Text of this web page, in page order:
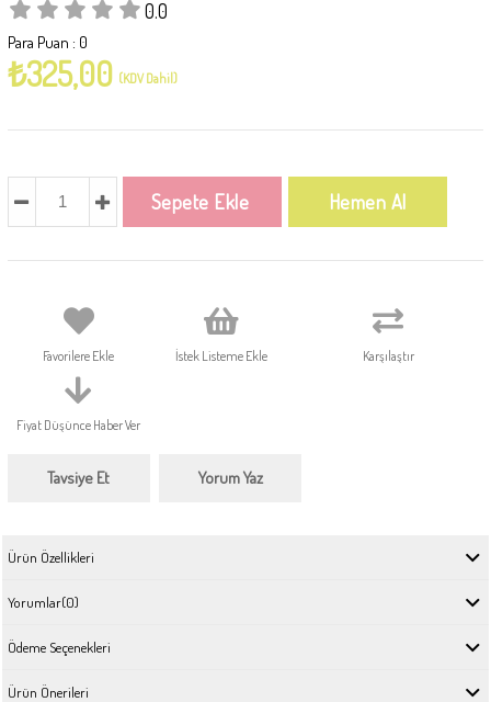
0.0
Para Puan : 0
₺325,00 (KDV Dahil)
Favorilere Ekle İstek Listeme Ekle Karşılaştır
Fiyat Düşünce Haber Ver
Tavsiye Et Yorum Yaz
Ürün Özellikleri
Yorumlar(0)
Ödeme Seçenekleri
Ürün Önerileri